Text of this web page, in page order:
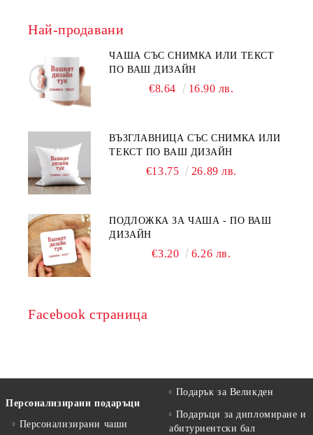
Най-продавани
ЧАША СЪС СНИМКА ИЛИ ТЕКСТ
ПО ВАШ ДИЗАЙН
€8.64 16.90 лв.
ВЪЗГЛАВНИЦА СЪС СНИМКА ИЛИ
ТЕКСТ ПО ВАШ ДИЗАЙН
€13.75 26.89 лв.
ПОДЛОЖКА ЗА ЧАША - ПО ВАШ
ДИЗАЙН
€3.20 6.26 лв.
Facebook страница
Персонализирани подаръци
Персонализирани чаши
Подарък за Великден
Подаръци за дипломиране и
абитуриентски бал